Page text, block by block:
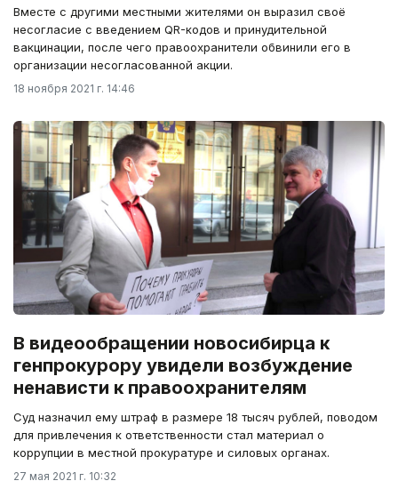
Вместе с другими местными жителями он выразил своё
несогласие с введением QR-кодов и принудительной
вакцинации, после чего правоохранители обвинили его в
организации несогласованной акции.
18 ноября 2021 г. 14:46
В видеообращении новосибирца к
генпрокурору увидели возбуждение
ненависти к правоохранителям
Суд назначил ему штраф в размере 18 тысяч рублей, поводом
для привлечения к ответственности стал материал о
коррупции в местной прокуратуре и силовых органах.
27 мая 2021 г. 10:32